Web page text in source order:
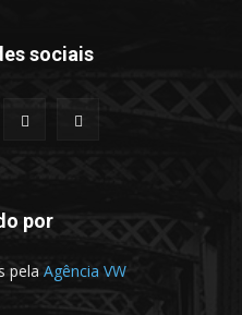
sociais
por
pela Agência VW